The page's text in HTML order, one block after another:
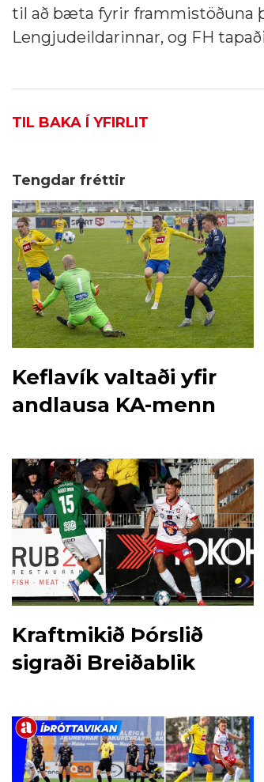
til að bæta fyrir frammistöðuna
Lengjudeildarinnar, og FH
TIL BAKA Í YFIRLIT
Tengdar fréttir
Keflavík valtaði yfir
andlausa KA-menn
Kraftmikið Þórslið
sigraði Breiðablik